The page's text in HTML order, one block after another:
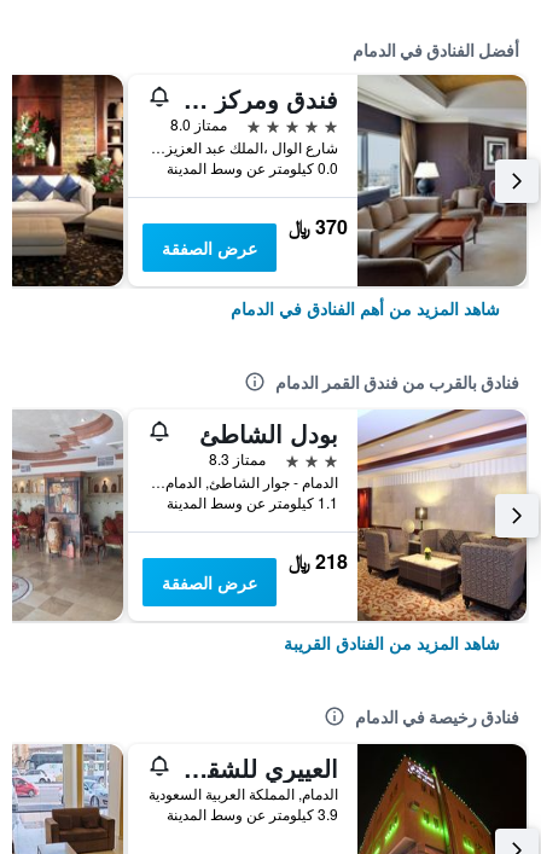
أفضل الفنادق في الدمام
فندق ومركز مؤتمرات شيراتون الدمام
5 نجوم
ممتاز 8.0
شارع الوال ،الملك عبد العزيز الطريق, الدمام, المملكة العربية السعودية
0.0 كيلومتر عن وسط المدينة
370 ﷼
عرض الصفقة
شاهد المزيد من أهم الفنادق في الدمام
فنادق بالقرب من فندق القمر الدمام
بودل الشاطئ
3 نجوم
ممتاز 8.3
الدمام - جوار الشاطئ, الدمام, المملكة العربية السعودية
1.1 كيلومتر عن وسط المدينة
218 ﷼
عرض الصفقة
شاهد المزيد من الفنادق القريبة
فنادق رخيصة في الدمام
العييري للشقق المفروشة - الدمام 7
الدمام, المملكة العربية السعودية
3.9 كيلومتر عن وسط المدينة